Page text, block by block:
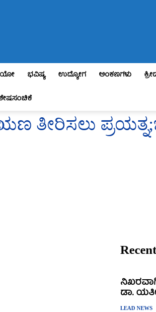
ಭವಿಷ್ಯ ಉದ್ಯೋಗ ಅಂಕಣಗಳು
ತೀರಿಸಲು
ಡಾ.
LEAD NEWS